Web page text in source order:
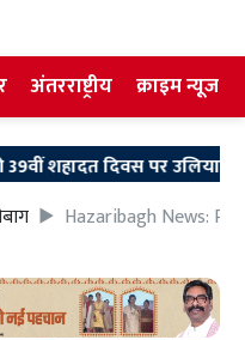
अंतरराष्ट्रीय क्राइम न्यूज
दिवस पर उलियान पहुंचे
Hazaribagh News: